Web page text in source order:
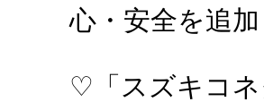
心・安全を追
♡「スズキコ